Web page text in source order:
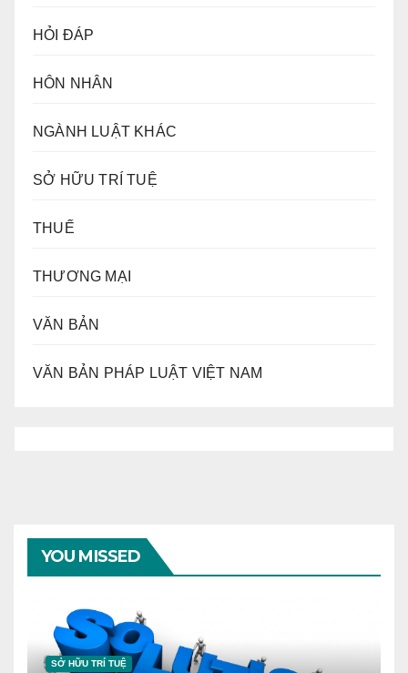
HỎI ĐÁP
HÔN NHÂN
NGÀNH LUẬT KHÁC
SỞ HỮU TRÍ TUỆ
THUẾ
THƯƠNG MẠI
VĂN BẢN
VĂN BẢN PHÁP LUẬT VIỆT NAM
YOU MISSED
SỞ HỮU TRÍ TUỆ